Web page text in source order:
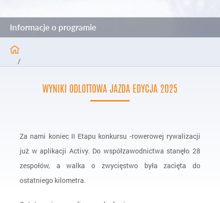
Informacje o programie
/
odLOTTOwa jazda
/
Informacje o programie
WYNIKI ODLOTTOWA JAZDA EDYCJA 2025
Za nami koniec II Etapu konkursu -rowerowej rywalizacji
już w aplikacji Activy. Do współzawodnictwa stanęło 28
zespołów, a walka o zwycięstwo była zacięta do
ostatniego kilometra.